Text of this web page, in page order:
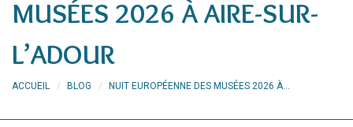
MUSÉES 2026 À AIRE-SUR-
L’ADOUR
ACCUEIL BLOG NUIT EUROPÉENNE DES MUSÉES 2026 À...